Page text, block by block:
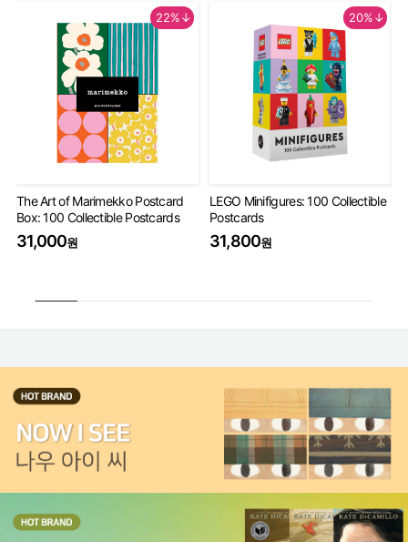
22%↓
The Art of Marimekko Postcard
Box: 100 Collectible Postcards
31,000원
20%↓
LEGO Minifigures: 100 Collectible
Postcards
31,800원